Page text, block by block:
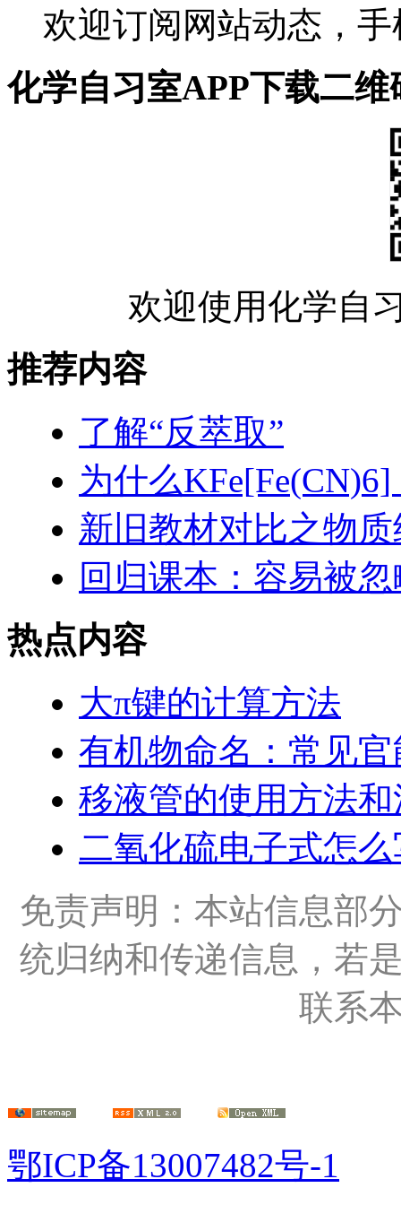
欢迎订阅网站动态，
化学自习室APP下载二维
欢迎使用化学自
推荐内容
了解“反萃取”
为什么
新旧教材对比之物
回归课本：容易被
热点内容
大π键的计算方法
有机物命名：常见
移液管的使用方法
二氧化硫电子式怎
免责声明：本站信息部
统归纳和传递信息，若
联系
鄂ICP备13007482号-1